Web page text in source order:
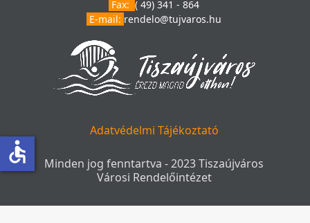
Fax: ( 49) 341 - 864
E-mail: rendelo@tujvaros.hu
Adatvédelmi Tájékoztató
Minden jog fenntartva - 2023 Tiszaújváros
Városi Rendelőintézet
accessible